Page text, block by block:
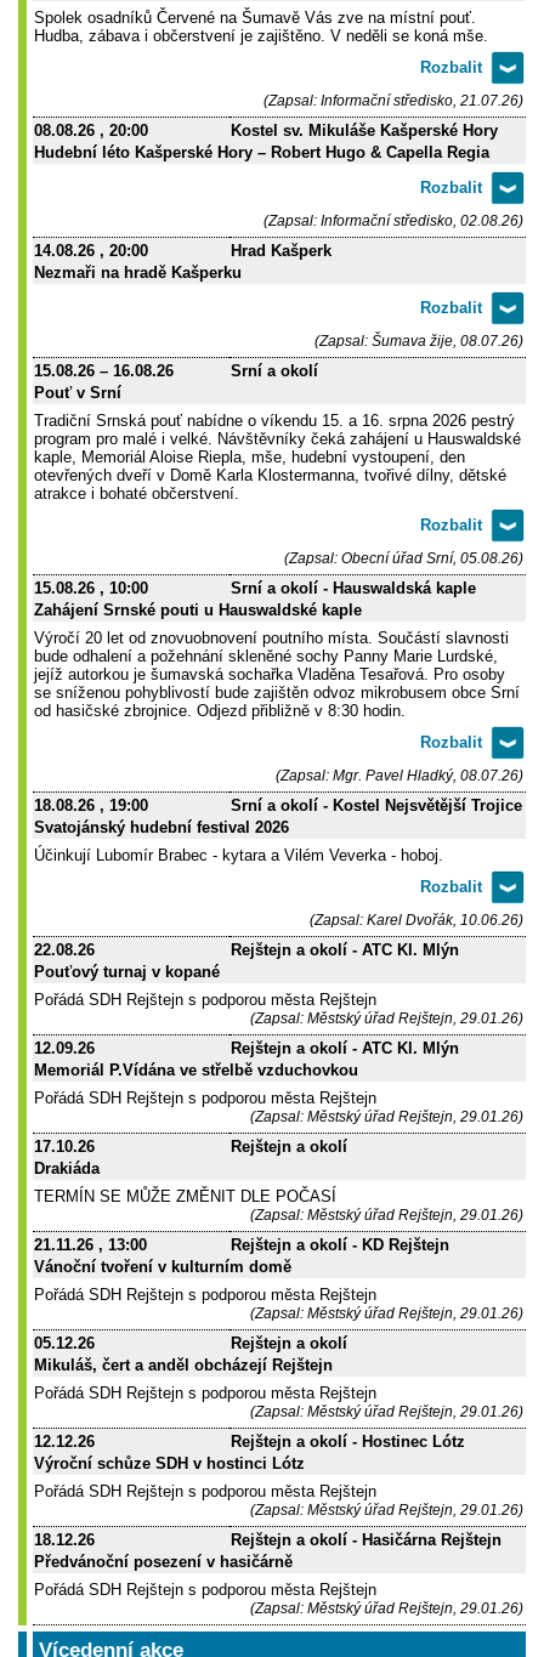
Spolek osadníků Červené na Šumavě Vás zve na místní pouť.
Hudba, zábava i občerstvení je zajištěno. V neděli se koná mše.
(Zapsal: Informační středisko, 21.07.26)
08.08.26 , 20:00
Kostel sv. Mikuláše Kašperské Hory
Hudební léto Kašperské Hory – Robert Hugo & Capella Regia
(Zapsal: Informační středisko, 02.08.26)
14.08.26 , 20:00
Hrad Kašperk
Nezmaři na hradě Kašperku
(Zapsal: Šumava žije, 08.07.26)
15.08.26 – 16.08.26
Srní a okolí
Pouť v Srní
Tradiční Srnská pouť nabídne o víkendu 15. a 16. srpna 2026 pestrý
program pro malé i velké. Návštěvníky čeká zahájení u Hauswaldské
kaple, Memoriál Aloise Riepla, mše, hudební vystoupení, den
otevřených dveří v Domě Karla Klostermanna, tvořivé dílny, dětské
atrakce i bohaté občerstvení.
(Zapsal: Obecní úřad Srní, 05.08.26)
15.08.26 , 10:00
Srní a okolí - Hauswaldská kaple
Zahájení Srnské pouti u Hauswaldské kaple
Výročí 20 let od znovuobnovení poutního místa. Součástí slavnosti
bude odhalení a požehnání skleněné sochy Panny Marie Lurdské,
jejíž autorkou je šumavská sochařka Vladěna Tesařová. Pro osoby
se sníženou pohyblivostí bude zajištěn odvoz mikrobusem obce Srní
od hasičské zbrojnice. Odjezd přibližně v 8:30 hodin.
(Zapsal: Mgr. Pavel Hladký, 08.07.26)
18.08.26 , 19:00
Srní a okolí - Kostel Nejsvětější Trojice
Svatojánský hudební festival 2026
Účinkují Lubomír Brabec - kytara a Vilém Veverka - hoboj.
(Zapsal: Karel Dvořák, 10.06.26)
22.08.26
Rejštejn a okolí - ATC Kl. Mlýn
Pouťový turnaj v kopané
Pořádá SDH Rejštejn s podporou města Rejštejn
(Zapsal: Městský úřad Rejštejn, 29.01.26)
12.09.26
Rejštejn a okolí - ATC Kl. Mlýn
Memoriál P.Vídána ve střelbě vzduchovkou
Pořádá SDH Rejštejn s podporou města Rejštejn
(Zapsal: Městský úřad Rejštejn, 29.01.26)
17.10.26
Rejštejn a okolí
Drakiáda
TERMÍN SE MŮŽE ZMĚNIT DLE POČASÍ
(Zapsal: Městský úřad Rejštejn, 29.01.26)
21.11.26 , 13:00
Rejštejn a okolí - KD Rejštejn
Vánoční tvoření v kulturním domě
Pořádá SDH Rejštejn s podporou města Rejštejn
(Zapsal: Městský úřad Rejštejn, 29.01.26)
05.12.26
Rejštejn a okolí
Mikuláš, čert a anděl obcházejí Rejštejn
Pořádá SDH Rejštejn s podporou města Rejštejn
(Zapsal: Městský úřad Rejštejn, 29.01.26)
12.12.26
Rejštejn a okolí - Hostinec Lótz
Výroční schůze SDH v hostinci Lótz
Pořádá SDH Rejštejn s podporou města Rejštejn
(Zapsal: Městský úřad Rejštejn, 29.01.26)
18.12.26
Rejštejn a okolí - Hasičárna Rejštejn
Předvánoční posezení v hasičárně
Pořádá SDH Rejštejn s podporou města Rejštejn
(Zapsal: Městský úřad Rejštejn, 29.01.26)
Vícedenní akce